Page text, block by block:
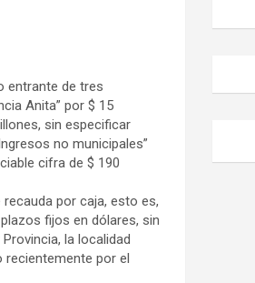
entrante de tres
Anita” por $ 15
sin especificar
no municipales”
cifra de $ 190
por caja, esto es,
fijos en dólares, sin
la localidad
recientemente por el